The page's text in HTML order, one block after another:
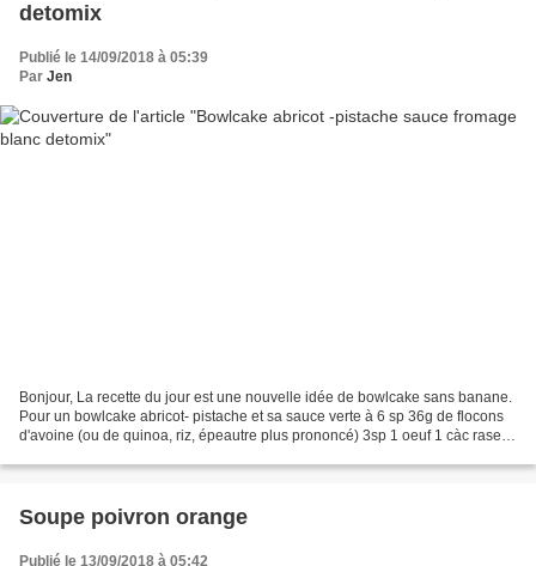
detomix
Publié le 14/09/2018 à 05:39
Par Jen
Bonjour, La recette du jour est une nouvelle idée de bowlcake sans banane.
Pour un bowlcake abricot- pistache et sa sauce verte à 6 sp 36g de flocons
d'avoine (ou de quinoa, riz, épeautre plus prononcé) 3sp 1 oeuf 1 càc rase
Soupe poivron orange
Publié le 13/09/2018 à 05:42